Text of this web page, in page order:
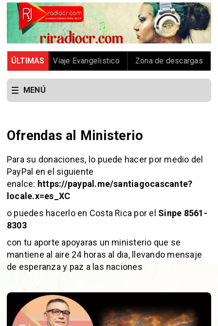
ÚLTIMAS
Radio Viaje Evangelistico Zona de descargas
MENÚ
Ofrendas al Ministerio
Para su donaciones, lo puede hacer por medio del
PayPal en el siguiente
enalce: https://paypal.me/santiagocascante?
locale.x=es_XC
o puedes hacerlo en Costa Rica por el Sinpe 8561-
8303
con tu aporte apoyaras un ministerio que se
mantiene al aire 24 horas al dia, llevando mensaje
de esperanza y paz a las naciones